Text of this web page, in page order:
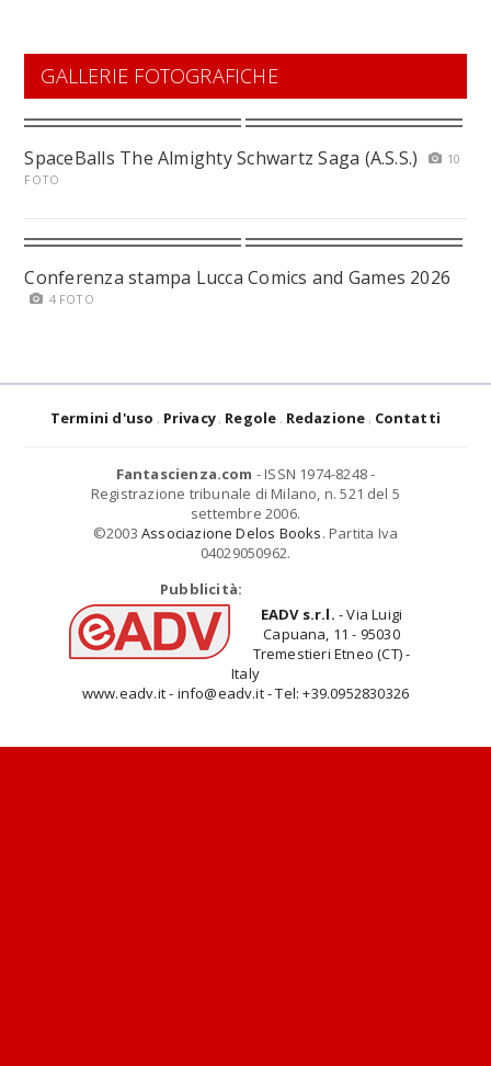
GALLERIE FOTOGRAFICHE
SpaceBalls The Almighty Schwartz Saga (A.S.S.)
10
FOTO
Conferenza stampa Lucca Comics and Games 2026
4 FOTO
Termini d'uso Privacy Regole Redazione Contatti
Fantascienza.com - ISSN 1974-8248 -
Registrazione tribunale di Milano, n. 521 del 5
settembre 2006.
©2003 Associazione Delos Books. Partita Iva
04029050962.
Pubblicità:
EADV s.r.l. - Via Luigi
Capuana, 11 - 95030
Tremestieri Etneo (CT) -
Italy
www.eadv.it - info@eadv.it - Tel: +39.0952830326